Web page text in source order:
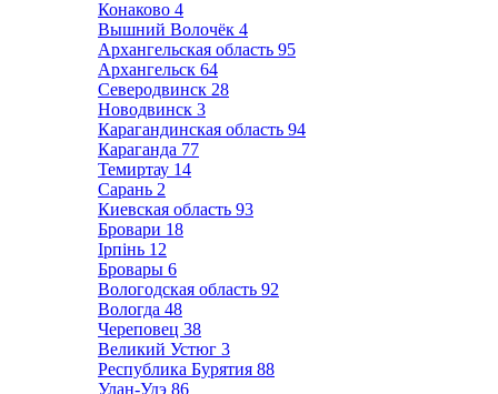
Конаково 4
Вышний Волочёк 4
Архангельская область 95
Архангельск 64
Северодвинск 28
Новодвинск 3
Карагандинская область 94
Караганда 77
Темиртау 14
Сарань 2
Киевская область 93
Бровари 18
Ірпінь 12
Бровары 6
Вологодская область 92
Вологда 48
Череповец 38
Великий Устюг 3
Республика Бурятия 88
Улан-Удэ 86